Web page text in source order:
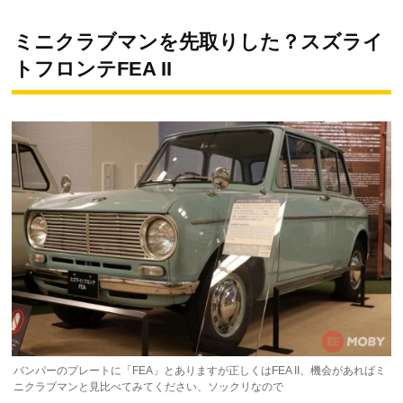
ミニクラブマンを先取りした？スズライ
トフロンテFEA II
バンパーのプレートに「FEA」とありますが正しくはFEA II、機会があればミ
ニクラブマンと見比べてみてください、ソックリなので